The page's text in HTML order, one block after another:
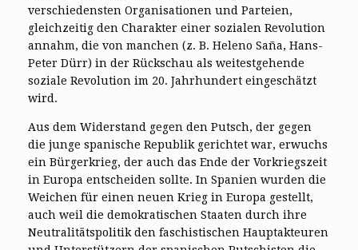
verschiedensten Organisationen und Parteien,
gleichzeitig den Charakter einer sozialen Revolution
annahm, die von manchen (z. B. Heleno Saña, Hans-
Peter Dürr) in der Rückschau als weitestgehende
soziale Revolution im 20. Jahrhundert eingeschätzt
wird.
Aus dem Widerstand gegen den Putsch, der gegen
die junge spanische Republik gerichtet war, erwuchs
ein Bürgerkrieg, der auch das Ende der Vorkriegszeit
in Europa entscheiden sollte. In Spanien wurden die
Weichen für einen neuen Krieg in Europa gestellt,
auch weil die demokratischen Staaten durch ihre
Neutralitätspolitik den faschistischen Hauptakteuren